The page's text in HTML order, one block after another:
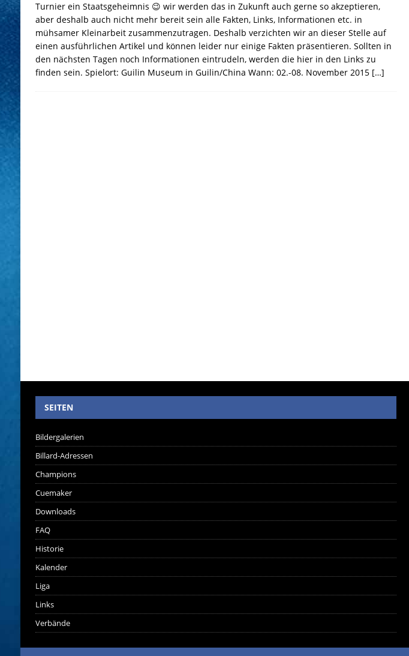
Turnier ein Staatsgeheimnis 😉 wir werden das in Zukunft auch gerne so akzeptieren,
aber deshalb auch nicht mehr bereit sein alle Fakten, Links, Informationen etc. in
mühsamer Kleinarbeit zusammenzutragen. Deshalb verzichten wir an dieser Stelle auf
einen ausführlichen Artikel und können leider nur einige Fakten präsentieren. Sollten in
den nächsten Tagen noch Informationen eintrudeln, werden die hier in den Links zu
finden sein. Spielort: Guilin Museum in Guilin/China Wann: 02.-08. November 2015 […]
SEITEN
Bildergalerien
Billard-Adressen
Champions
Cuemaker
Downloads
FAQ
Historie
Kalender
Liga
Links
Verbände